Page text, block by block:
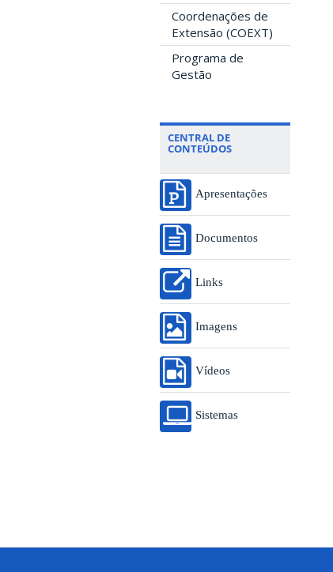
Coordenações de
Extensão (COEXT)
Programa de
Gestão
CENTRAL DE
CONTEÚDOS
Apresentações
Documentos
Links
Imagens
Vídeos
Sistemas